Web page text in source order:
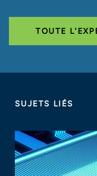
TOUTE
SUJETS LIÉS